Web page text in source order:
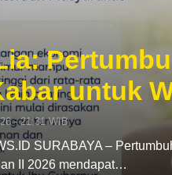
untuk
- 21:31 WIB
SURABAYA –
II 2026 mendapat…